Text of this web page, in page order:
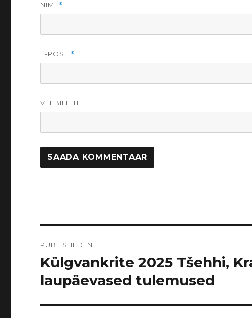
NIMI *
E-POST *
VEEBILEHT
PUBLISHED IN
Külgvankrite 2025 Tšehhi,
laupäevased tulemused